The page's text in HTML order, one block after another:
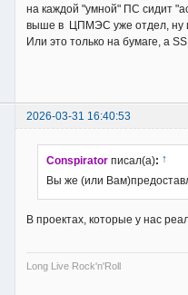
на каждой "умной" ПС сидит
выше в ЦПМЭС уже отдел, ну и
Или это только на бумаге, а
2026-03-31 16:40:53
Conspirator писал(а): ↑
Вы же (или
В проектах, которые у нас
Long Live Rock'n'Roll